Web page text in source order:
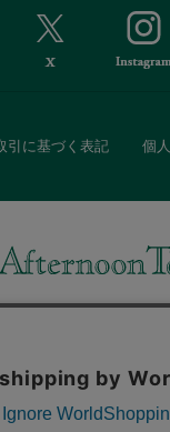
引に基づく表記 個
ギフトにぴったりの豊
ギフト」サービスもご提